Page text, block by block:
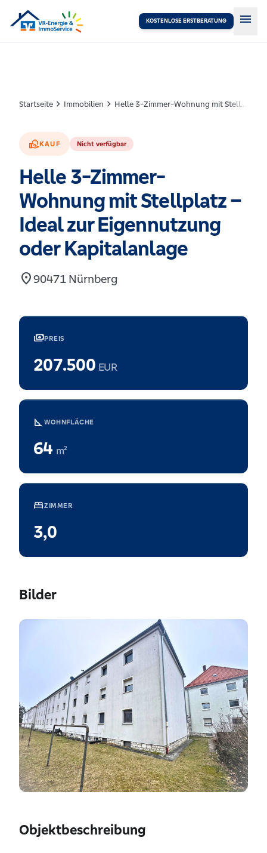
KOSTENLOSE ERSTBERATUNG menu
Startseite chevron_right Immobilien chevron_right Helle 3-Zimmer-Wohnung mit Stellplatz – Ideal zur Eigennutzung oder Kapitalanlage
real_estate_agentKAUF Nicht verfügbar
Helle 3-Zimmer-
Wohnung mit Stellplatz –
Ideal zur Eigennutzung
oder Kapitalanlage
location_on90471 Nürnberg
paymentsPREIS
207.500 EUR
square_foot WOHNFLÄCHE
64 m²
bedZIMMER
3,0
Bilder
Objektbeschreibung